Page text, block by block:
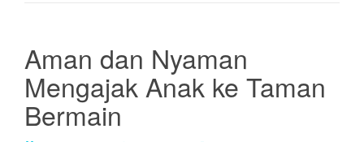
Aman dan Nyaman
Mengajak Anak ke Taman
Bermain